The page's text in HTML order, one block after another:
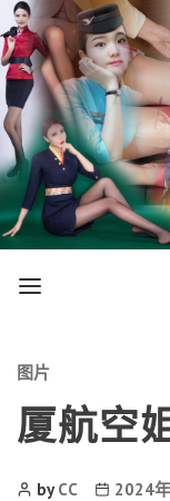
Menu
Categories
图片
厦航空
PostbyCC
Post2024